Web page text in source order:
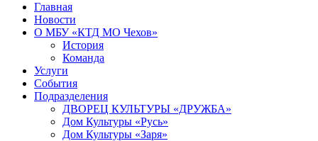
Главная
Новости
О МБУ «КТД МО Чехов»
История
Команда
Услуги
События
Подразделения
ДВОРЕЦ КУЛЬТУРЫ «ДРУЖБА»
Дом Культуры «Русь»
Дом Культуры «Заря»